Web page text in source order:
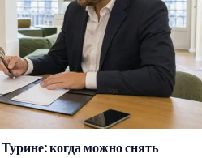
когда можно снять